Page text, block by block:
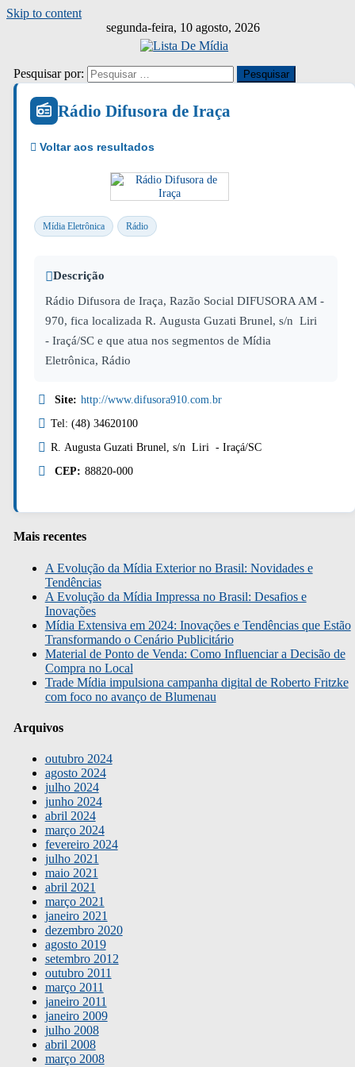
Skip to content
segunda-feira, 10 agosto, 2026
Pesquisar por:
Rádio Difusora de Iraça
Mídia Eletrônica Rádio
Descrição
Rádio Difusora de Iraça, Razão Social DIFUSORA AM -
970, fica localizada R. Augusta Guzati Brunel, s/n Liri
- Iraçá/SC e que atua nos segmentos de Mídia
Eletrônica, Rádio
Site: http://www.difusora910.com.br
Tel: (48) 34620100
R. Augusta Guzati Brunel, s/n Liri - Iraçá/SC
CEP: 88820-000
Mais recentes
A Evolução da Mídia Exterior no Brasil: Novidades e
Tendências
A Evolução da Mídia Impressa no Brasil: Desafios e
Inovações
Mídia Extensiva em 2024: Inovações e Tendências que Estão
Transformando o Cenário Publicitário
Material de Ponto de Venda: Como Influenciar a Decisão de
Compra no Local
Trade Mídia impulsiona campanha digital de Roberto Fritzke
com foco no avanço de Blumenau
Arquivos
outubro 2024
agosto 2024
julho 2024
junho 2024
abril 2024
março 2024
fevereiro 2024
julho 2021
maio 2021
abril 2021
março 2021
janeiro 2021
dezembro 2020
agosto 2019
setembro 2012
outubro 2011
março 2011
janeiro 2011
janeiro 2009
julho 2008
abril 2008
março 2008